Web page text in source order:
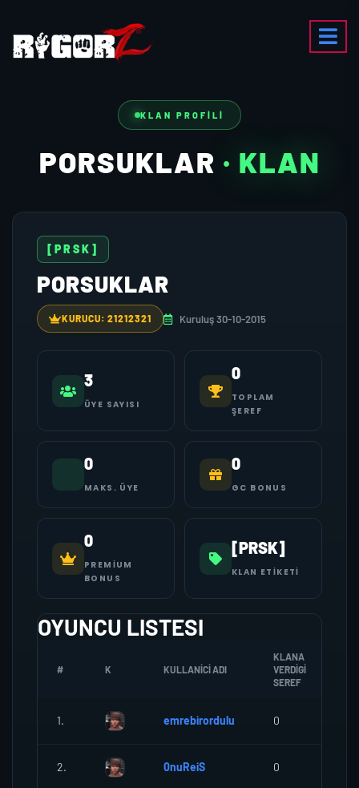
KLAN PROFILI
PORSUKLAR · KLAN
[PRSK]
PORSUKLAR
KURUCU: 21212321 Kuruluş 30-10-2015
3
ÜYE SAYISI
0
TOPLAM
ŞEREF
0
MAKS. ÜYE
0
GC BONUS
0
PREMIUM
BONUS
[PRSK]
KLAN ETIKETI
OYUNCU LISTESI
# K KULLANICI ADI
KLANA
VERDIGI
SEREF
1. emrebirordulu 0
2. 0nuReiS 0